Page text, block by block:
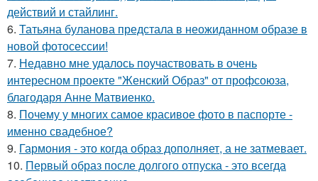
действий и стайлинг.
6. Татьяна буланова предстала в неожиданном образе в
новой фотосессии!
7. Недавно мне удалось поучаствовать в очень
интересном проекте "Женский Образ" от профсоюза,
благодаря Анне Матвиенко.
8. Почему у многих самое красивое фото в паспорте -
именно свадебное?
9. Гармония - это когда образ дополняет, а не затмевает.
10. Первый образ после долгого отпуска - это всегда